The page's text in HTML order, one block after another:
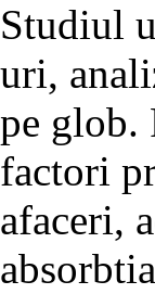
Studiul
uri,
pe glob.
factori
afaceri,